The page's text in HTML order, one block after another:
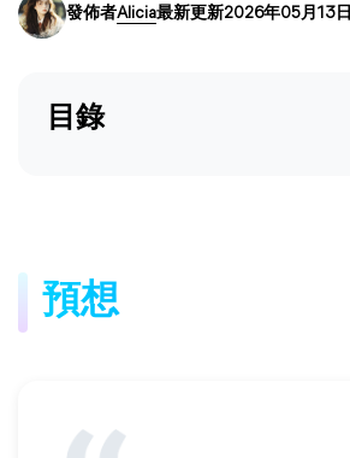
發佈者Alicia最新更新2026年05月13日
目錄
預想